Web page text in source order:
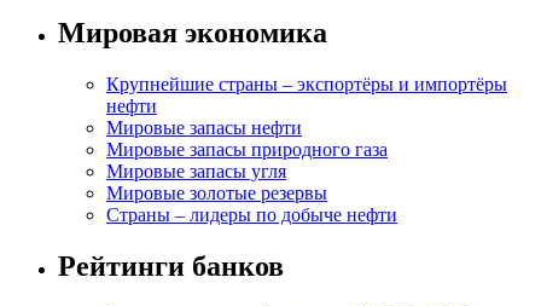
Мировая экономика
Крупнейшие страны – экспортёры и импортёры
нефти
Мировые запасы нефти
Мировые запасы природного газа
Мировые запасы угля
Мировые золотые резервы
Страны – лидеры по добыче нефти
Рейтинги банков